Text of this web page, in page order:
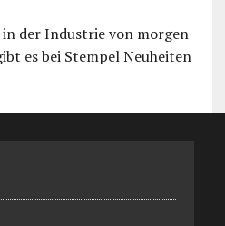
der Industrie von morgen
es bei Stempel Neuheiten